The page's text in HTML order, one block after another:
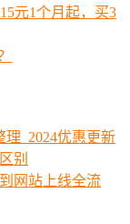
元1个月起，买3
_2024优惠更新
别
网站上线全流